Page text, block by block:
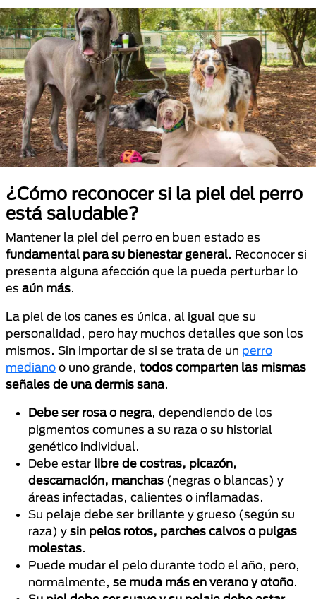
¿Cómo reconocer si la piel del perro
está saludable?
Mantener la piel del perro en buen estado es
fundamental para su bienestar general. Reconocer si
presenta alguna afección que la pueda perturbar lo
es aún más.
La piel de los canes es única, al igual que su
personalidad, pero hay muchos detalles que son los
mismos. Sin importar de si se trata de un perro
mediano o uno grande, todos comparten las mismas
señales de una dermis sana.
Debe ser rosa o negra, dependiendo de los
pigmentos comunes a su raza o su historial
genético individual.
Debe estar libre de costras, picazón,
descamación, manchas (negras o blancas) y
áreas infectadas, calientes o inflamadas.
Su pelaje debe ser brillante y grueso (según su
raza) y sin pelos rotos, parches calvos o pulgas
molestas.
Puede mudar el pelo durante todo el año, pero,
normalmente, se muda más en verano y otoño.